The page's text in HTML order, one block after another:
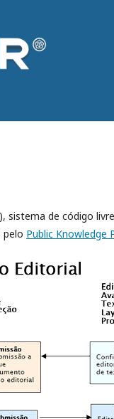
sistema de código
pelo Public Knowledge